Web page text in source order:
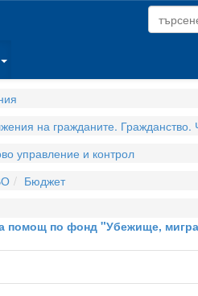
на гражданите. Гражданство.
управление и контрол
Бюджет
помощ по фонд "Убежище,